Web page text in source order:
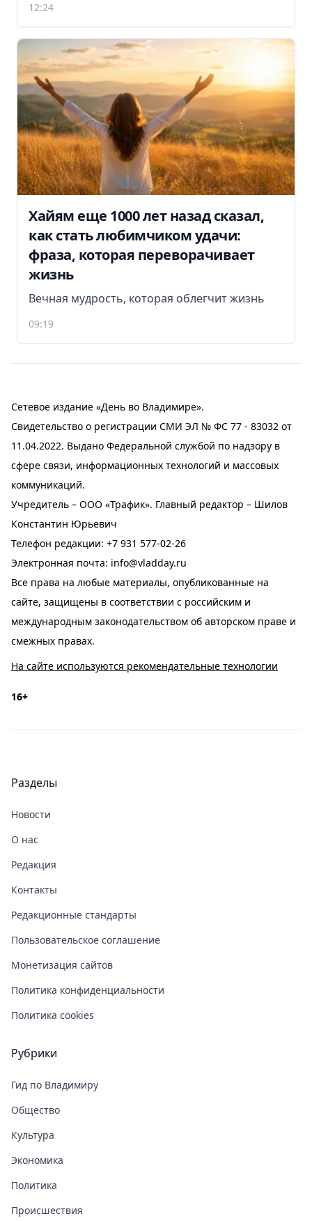
12:24
Хайям еще 1000 лет назад сказал,
как стать любимчиком удачи:
фраза, которая переворачивает
жизнь
Вечная мудрость, которая облегчит жизнь
09:19
Сетевое издание «День во Владимире».
Свидетельство о регистрации СМИ ЭЛ № ФС 77 - 83032 от
11.04.2022. Выдано Федеральной службой по надзору в
сфере связи, информационных технологий и массовых
коммуникаций.
Учредитель – ООО «Трафик». Главный редактор – Шилов
Константин Юрьевич
Телефон редакции: +7 931 577-02-26
Электронная почта: info@vladday.ru
Все права на любые материалы, опубликованные на
сайте, защищены в соответствии с российским и
международным законодательством об авторском праве и
смежных правах.
На сайте используются рекомендательные технологии
16+
Разделы
Новости
О нас
Редакция
Контакты
Редакционные стандарты
Пользовательское соглашение
Монетизация сайтов
Политика конфиденциальности
Политика cookies
Рубрики
Гид по Владимиру
Общество
Культура
Экономика
Политика
Происшествия